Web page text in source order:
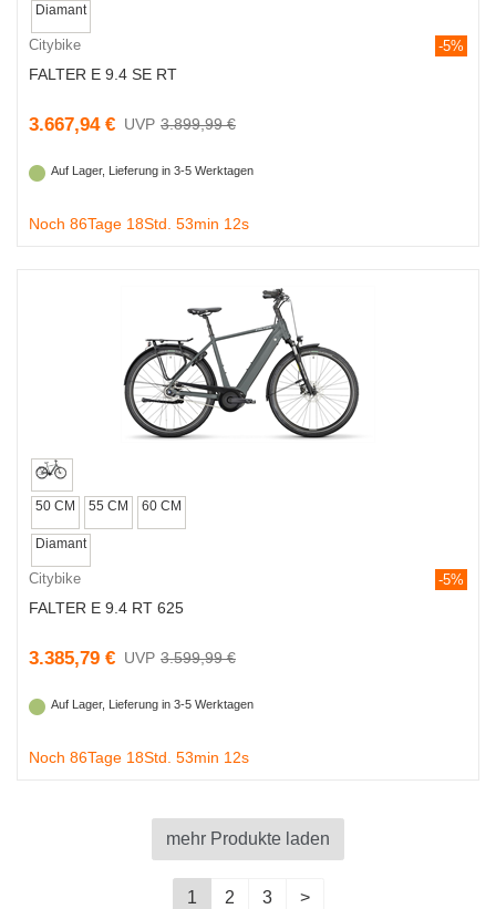
Diamant
Citybike -5%
FALTER E 9.4 SE RT
3.667,94 € 3.899,99 €
Auf Lager, Lieferung in 3-5 Werktagen
Noch 86Tage 18Std. 53min 11s
50 CM 55 CM 60 CM
Diamant
Citybike -5%
FALTER E 9.4 RT 625
3.385,79 € 3.599,99 €
Auf Lager, Lieferung in 3-5 Werktagen
Noch 86Tage 18Std. 53min 11s
mehr Produkte laden
1 2 3 >